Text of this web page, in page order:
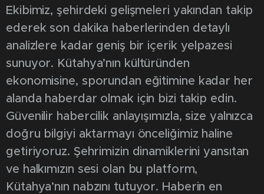
Ekibimiz, şehirdeki gelişmeleri yakından takip
ederek son dakika haberlerinden detaylı
analizlere kadar geniş bir içerik yelpazesi
sunuyor. Kütahya’nın kültüründen
ekonomisine, sporundan eğitimine kadar her
alanda haberdar olmak için bizi takip edin.
Güvenilir habercilik anlayışımızla, size yalnızca
doğru bilgiyi aktarmayı önceliğimiz haline
getiriyoruz. Şehrimizin dinamiklerini yansıtan
ve halkımızın sesi olan bu platform,
Kütahya’nın nabzını tutuyor. Haberin en